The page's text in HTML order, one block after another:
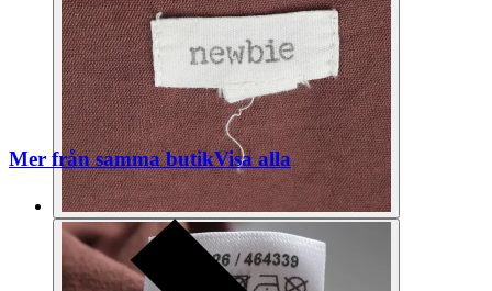
Mer från samma butikVisa alla